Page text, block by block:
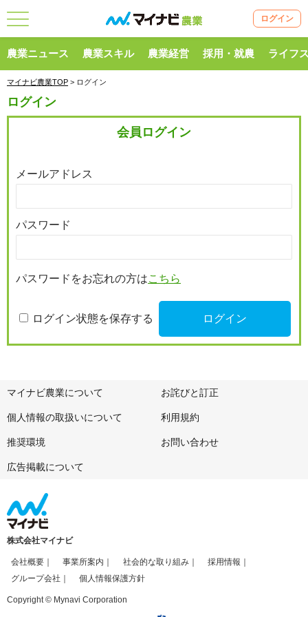
ログイン
農業ニュース 農業スキル 農業経営 採用・就農 ライフ
マイナビ農業TOP > ログイン
ログイン
会員ログイン
メールアドレス
パスワード
パスワードをお忘れの方はこちら
ログイン状態を保存する
マイナビ農業について お詫びと訂正
個人情報の取扱いについて 利用規約
推奨環境 お問い合わせ
広告掲載について
株式会社マイナビ
会社概要 事業所案内 社会的な取り組み
採用情報
グループ会社
個人情報保護方針
Copyright © Mynavi Corporation